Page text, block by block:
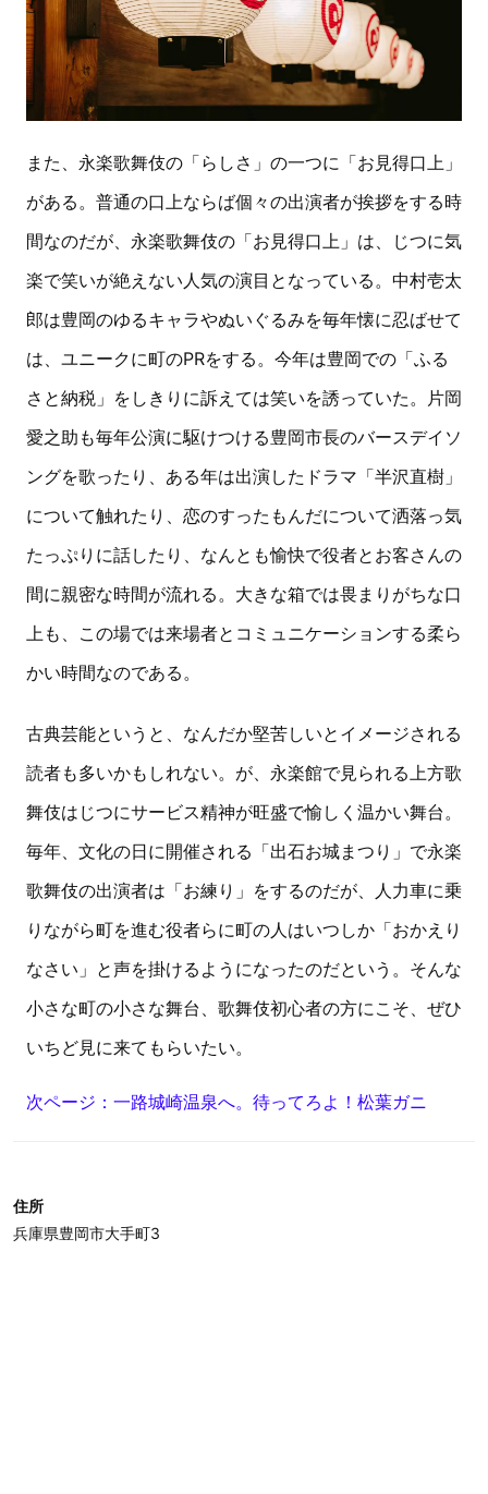
また、永楽歌舞伎の「らしさ」の一つに「お見得口上」
がある。普通の口上ならば個々の出演者が挨拶をする時
間なのだが、永楽歌舞伎の「お見得口上」は、じつに気
楽で笑いが絶えない人気の演目となっている。中村壱太
郎は豊岡のゆるキャラやぬいぐるみを毎年懐に忍ばせて
は、ユニークに町のPRをする。今年は豊岡での「ふる
さと納税」をしきりに訴えては笑いを誘っていた。片岡
愛之助も毎年公演に駆けつける豊岡市長のバースデイソ
ングを歌ったり、ある年は出演したドラマ「半沢直樹」
について触れたり、恋のすったもんだについて洒落っ気
たっぷりに話したり、なんとも愉快で役者とお客さんの
間に親密な時間が流れる。大きな箱では畏まりがちな口
上も、この場では来場者とコミュニケーションする柔ら
かい時間なのである。
古典芸能というと、なんだか堅苦しいとイメージされる
読者も多いかもしれない。が、永楽館で見られる上方歌
舞伎はじつにサービス精神が旺盛で愉しく温かい舞台。
毎年、文化の日に開催される「出石お城まつり」で永楽
歌舞伎の出演者は「お練り」をするのだが、人力車に乗
りながら町を進む役者らに町の人はいつしか「おかえり
なさい」と声を掛けるようになったのだという。そんな
小さな町の小さな舞台、歌舞伎初心者の方にこそ、ぜひ
いちど見に来てもらいたい。
次ページ：一路城崎温泉へ。待ってろよ！松葉ガニ
住所
兵庫県豊岡市大手町3